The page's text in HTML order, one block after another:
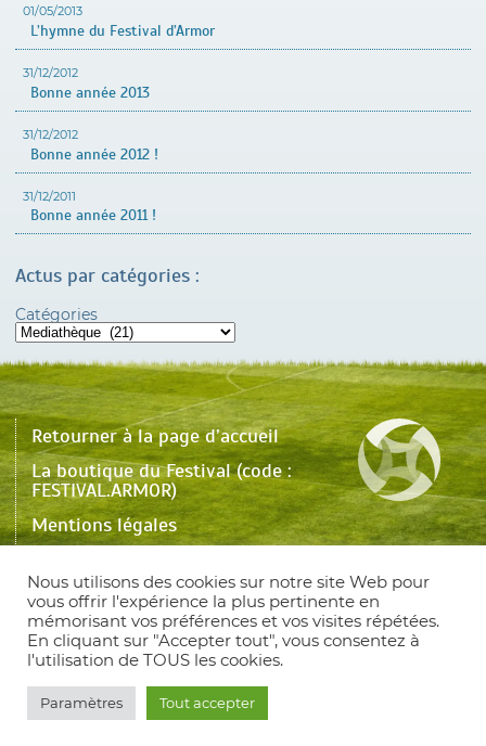
01/05/2013
L’hymne du Festival d’Armor
31/12/2012
Bonne année 2013
31/12/2012
Bonne année 2012 !
31/12/2011
Bonne année 2011 !
Actus par catégories :
Catégories
Retourner à la page d’accueil
La boutique du Festival (code :
FESTIVAL.ARMOR)
Mentions légales
Plan du site
English version
Nous utilisons des cookies sur notre site Web pour
vous offrir l'expérience la plus pertinente en
mémorisant vos préférences et vos visites répétées.
En cliquant sur "Accepter tout", vous consentez à
l'utilisation de TOUS les cookies.
Paramètres Tout accepter